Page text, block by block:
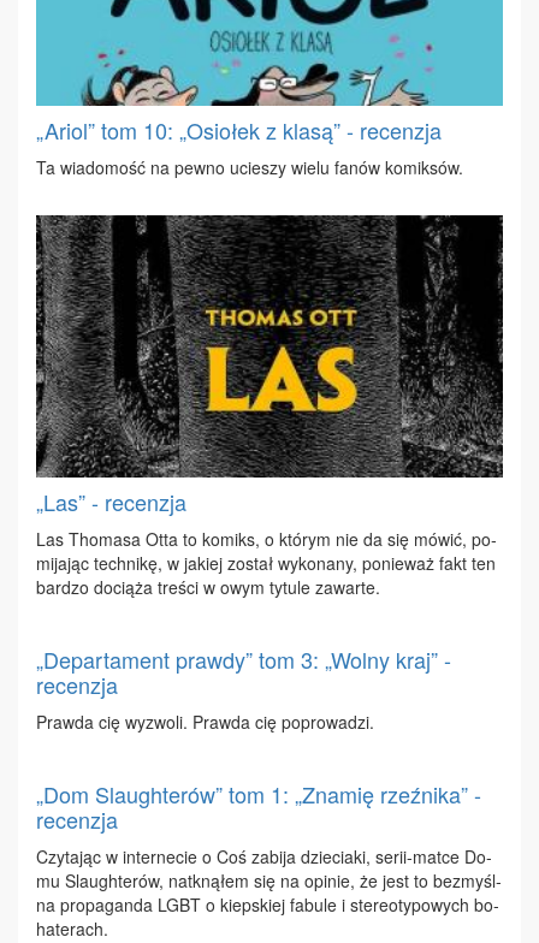
„Ariol” tom 10: „Osiołek z klasą” - recenzja
Ta wia­do­mość na pew­no ucie­szy wie­lu fa­nów ko­mik­sów.
„Las” - recenzja
Las Tho­ma­sa Ot­ta to ko­miks, o któ­rym nie da się mó­wić, po­
mi­ja­jąc tech­ni­kę, w ja­kiej zo­stał wy­ko­na­ny, po­nie­waż fakt ten
bar­dzo do­cią­ża tre­ści w owym ty­tu­le za­war­te.
„Departament prawdy” tom 3: „Wolny kraj” -
recenzja
Praw­da cię wy­zwo­li. Praw­da cię po­pro­wa­dzi.
„Dom Slaughterów” tom 1: „Znamię rzeźnika” -
recenzja
Czy­ta­jąc w in­ter­ne­cie o Coś za­bi­ja dzie­cia­ki, se­rii-mat­ce Do­
mu Slau­gh­te­rów, na­tkną­łem się na opi­nie, że jest to bez­myśl­
na pro­pa­gan­da LGBT o kiep­skiej fa­bu­le i ste­reo­ty­po­wych bo­
ha­te­rach.